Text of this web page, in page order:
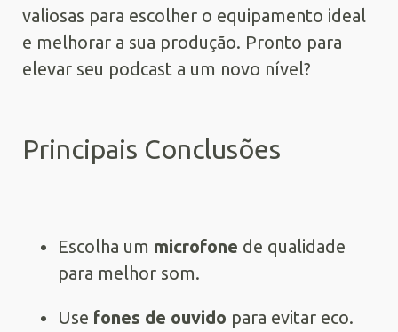
valiosas para escolher o equipamento ideal
e melhorar a sua produção. Pronto para
elevar seu podcast a um novo nível?
Principais Conclusões
Escolha um microfone de qualidade
para melhor som.
Use fones de ouvido para evitar eco.